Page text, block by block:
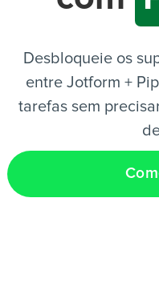
Desbloqueie os
entre Jotform +
tarefas sem